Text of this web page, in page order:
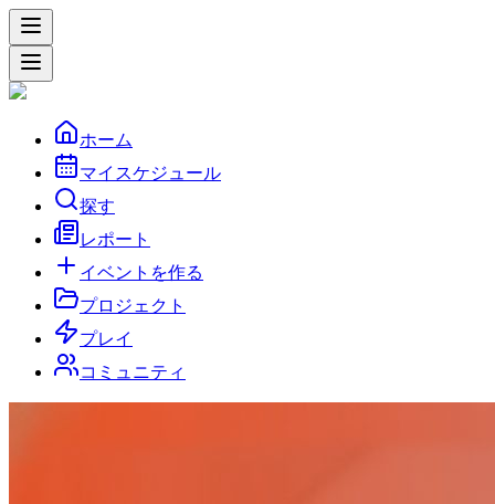
ホーム
マイスケジュール
探す
レポート
イベントを作る
プロジェクト
プレイ
コミュニティ